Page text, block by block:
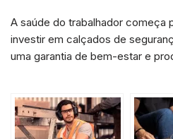
A saúde do trabalhador começa
investir em calçados de
uma garantia de bem-estar e